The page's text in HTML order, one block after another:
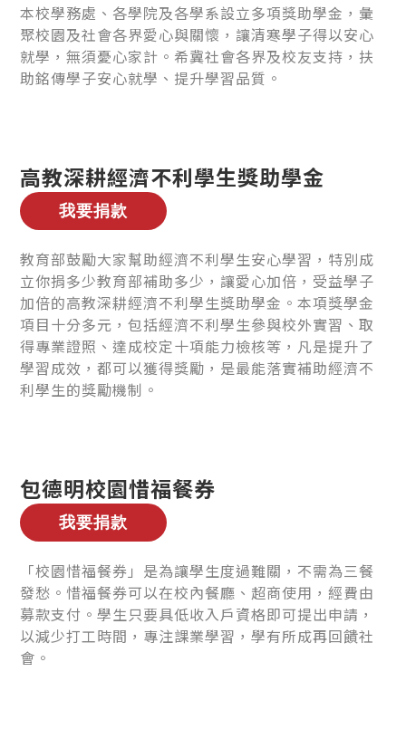
本校學務處、各學院及各學系設立多項獎助學金，彙
聚校園及社會各界愛心與關懷，讓清寒學子得以安心
就學，無須憂心家計。希冀社會各界及校友支持，扶
助銘傳學子安心就學、提升學習品質。
高教深耕經濟不利學生獎助學金
教育部鼓勵大家幫助經濟不利學生安心學習，特別成
立你捐多少教育部補助多少，讓愛心加倍，受益學子
加倍的高教深耕經濟不利學生獎助學金。本項獎學金
項目十分多元，包括經濟不利學生參與校外實習、取
得專業證照、達成校定十項能力檢核等，凡是提升了
學習成效，都可以獲得獎勵，是最能落實補助經濟不
利學生的獎勵機制。
包德明校園惜福餐券
「校園惜福餐券」是為讓學生度過難關，不需為三餐
發愁。惜福餐券可以在校內餐廳、超商使用，經費由
募款支付。學生只要具低收入戶資格即可提出申請，
以減少打工時間，專注課業學習，學有所成再回饋社
會。